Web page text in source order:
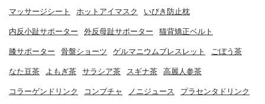
マッサージシート ホットアイマスク いびき防止枕
内反小趾サポーター 外反母趾サポーター 猫背矯正ベルト
膝サポーター 骨盤ショーツ ゲルマニウムブレスレット ごぼう茶
なた豆茶 よもぎ茶 サラシア茶 スギナ茶 高麗人参茶
コラーゲンドリンク コンブチャ ノニジュース プラセンタドリンク